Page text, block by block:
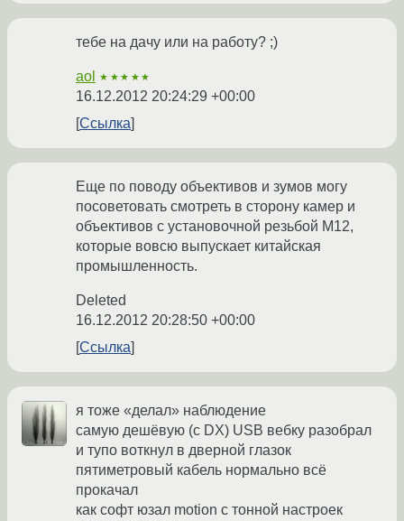
тебе на дачу или на работу? ;)
aol ★★★★★
16.12.2012 20:24:29 +00:00
Ссылка
Еще по поводу объективов и зумов могу
посоветовать смотреть в сторону камер и
объективов с установочной резьбой M12,
которые вовсю выпускает китайская
промышленность.
Deleted
16.12.2012 20:28:50 +00:00
Ссылка
я тоже «делал» наблюдение
самую дешёвую (с DX) USB вебку разобрал
и тупо воткнул в дверной глазок
пятиметровый кабель нормально всё
прокачал
как софт юзал motion с тонной настроек